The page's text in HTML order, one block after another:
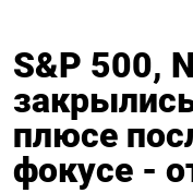
S&P 500,
плюсе
фокусе -